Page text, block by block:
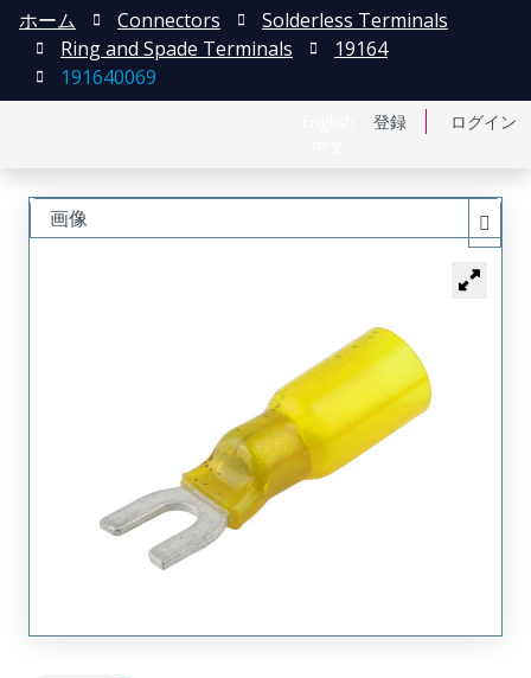
登録 ログイン
ホーム Connectors
Solderless Terminals
Ring and Spade Terminals
19164
191640069
画像